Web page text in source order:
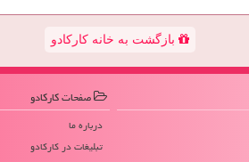
بازگشت به خانه کارکادو
صفحات كاركادو
درباره ما
تبلیغات در كاركادو